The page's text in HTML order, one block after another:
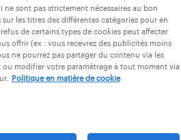
niveau d'expérience
(f/h)
des
sont pas strictement nécessaires au bon
les titres des différentes catégories pour en
de certains types de cookies peut affecter
offrir (ex : vous recevrez des publicités moins
ne pourrez pas partager du contenu via les
ou modifier votre paramétrage à tout moment via
Politique en matière de cookie